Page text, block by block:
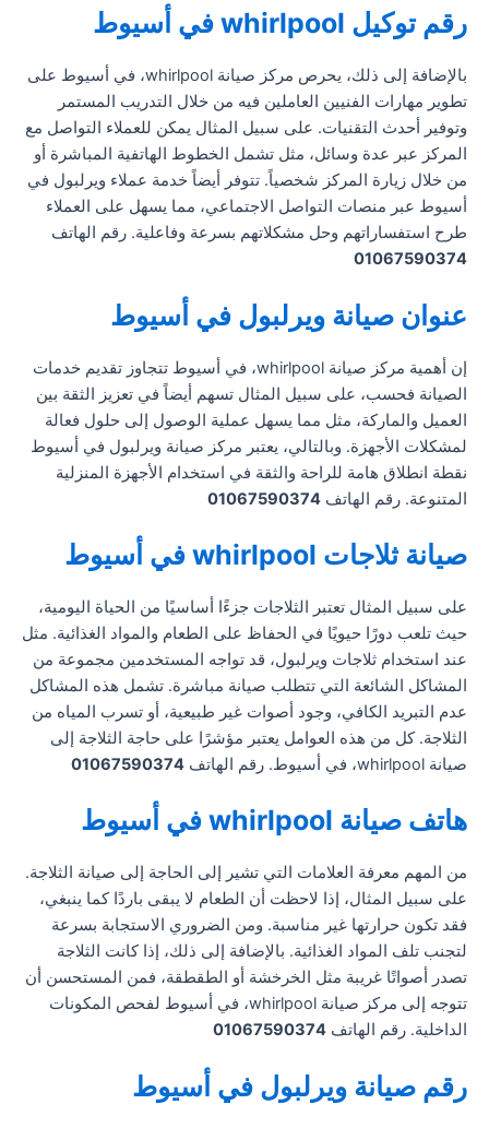
رقم توكيل whirlpool في أسيوط
بالإضافة إلى ذلك، يحرص مركز صيانة whirlpool، في أسيوط على
تطوير مهارات الفنيين العاملين فيه من خلال التدريب المستمر
وتوفير أحدث التقنيات. على سبيل المثال يمكن للعملاء التواصل مع
المركز عبر عدة وسائل، مثل تشمل الخطوط الهاتفية المباشرة أو
من خلال زيارة المركز شخصياً. تتوفر أيضاً خدمة عملاء ويرلبول في
أسيوط عبر منصات التواصل الاجتماعي، مما يسهل على العملاء
طرح استفساراتهم وحل مشكلاتهم بسرعة وفاعلية. رقم الهاتف
01067590374
عنوان صيانة ويرلبول في أسيوط
إن أهمية مركز صيانة whirlpool، في أسيوط تتجاوز تقديم خدمات
الصيانة فحسب، على سبيل المثال تسهم أيضاً في تعزيز الثقة بين
العميل والماركة، مثل مما يسهل عملية الوصول إلى حلول فعالة
لمشكلات الأجهزة. وبالتالي، يعتبر مركز صيانة ويرلبول في أسيوط
نقطة انطلاق هامة للراحة والثقة في استخدام الأجهزة المنزلية
المتنوعة. رقم الهاتف 01067590374
صيانة ثلاجات whirlpool في أسيوط
على سبيل المثال تعتبر الثلاجات جزءًا أساسيًا من الحياة اليومية،
حيث تلعب دورًا حيويًا في الحفاظ على الطعام والمواد الغذائية. مثل
عند استخدام ثلاجات ويرلبول، قد تواجه المستخدمين مجموعة من
المشاكل الشائعة التي تتطلب صيانة مباشرة. تشمل هذه المشاكل
عدم التبريد الكافي، وجود أصوات غير طبيعية، أو تسرب المياه من
الثلاجة. كل من هذه العوامل يعتبر مؤشرًا على حاجة الثلاجة إلى
صيانة whirlpool، في أسيوط. رقم الهاتف
01067590374
هاتف صيانة whirlpool في أسيوط
من المهم معرفة العلامات التي تشير إلى الحاجة إلى صيانة الثلاجة.
على سبيل المثال، إذا لاحظت أن الطعام لا يبقى باردًا كما ينبغي،
فقد تكون حرارتها غير مناسبة. ومن الضروري الاستجابة بسرعة
لتجنب تلف المواد الغذائية. بالإضافة إلى ذلك، إذا كانت الثلاجة
تصدر أصواتًا غريبة مثل الخرخشة أو الطقطقة، فمن المستحسن أن
تتوجه إلى مركز صيانة whirlpool، في أسيوط لفحص المكونات
الداخلية. رقم الهاتف 01067590374
رقم صيانة ويرلبول في أسيوط